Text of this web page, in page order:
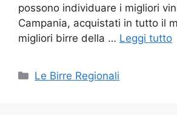
possono individuare i migliori
Campania, acquistati in tutto il
migliori birre della … Leggi tutto
Categorie
Le Birre Regionali